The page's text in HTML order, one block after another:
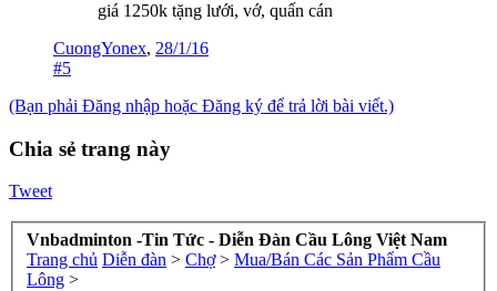
giá 1250k tặng lưới, vớ, quấn cán
CuongYonex, 28/1/16
#5
(Bạn phải Đăng nhập hoặc Đăng ký để trả lời bài viết.)
Chia sẻ trang này
Tweet
Vnbadminton -Tin Tức - Diễn Đàn Cầu Lông Việt Nam
Trang chủ Diễn đàn > Chợ > Mua/Bán Các Sản Phẩm Cầu
Lông >